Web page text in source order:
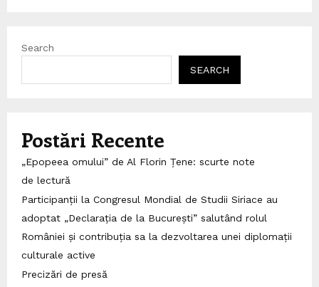
Search
SEARCH
Postări Recente
„Epopeea omului” de Al Florin Țene: scurte note
de lectură
Participanții la Congresul Mondial de Studii Siriace au
adoptat „Declarația de la București” salutând rolul
României și contribuția sa la dezvoltarea unei diplomații
culturale active
Precizări de presă